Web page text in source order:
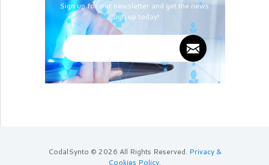
Sign up for our newsletter and get the news.
Sign up today!
CodalSynto © 2026 All Rights Reserved. Privacy &
Cookies Policy.